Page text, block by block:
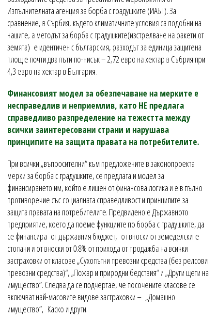
Изпълнителната агенция за борба с градушките (ИАБГ). За
сравнение, в Сърбия, където климатичните условия са подобни на
нашите, а методът за борба с градушките(изстрелване на ракети от
земята) е идентичен с българския, разходът за единица защитена
площ е почти два пъти по-нисък – 2,72 евро на хектар в Събрия при
4,3 евро на хектар в България.
Финансовият модел за обезпечаване на мерките е
несправедлив и неприемлив, като НЕ предлага
справедливо разпределение на тежестта между
всички заинтересовани страни и нарушава
принципите на защита правата на потребителите.
При всички „въпросителни“ към предложените в законопроекта
мерки за борба с градушките, се предлага и модел за
финансирането им, който е лишен от финансова логика и е в пълно
противоречие със социалната справедливост и принципите за
защита правата на потребителите. Предвидено е Държавното
предприятие, което да поеме функциите по борба с градушките, да
се финансира от държавния бюджет, от вноски от земеделските
стопани и от вноски от 0.8% от прихода от продажба на всички
застраховки от класове „Сухопътни превозни средства (без релсови
превозни средства)“, „Пожар и природни бедствия“ и „Други щети на
имущество“. Следва да се подчертае, че посочените класове се
включват най-масовите видове застраховки – „Домашно
имущество“, Каско и други.